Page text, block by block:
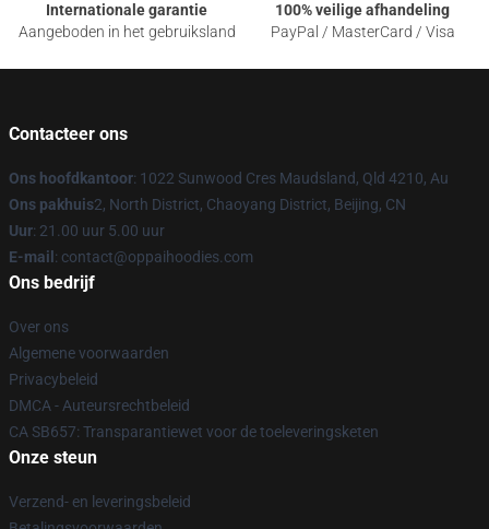
Internationale garantie
Aangeboden in het gebruiksland
100% veilige afhandeling
PayPal / MasterCard / Visa
Contacteer ons
Ons hoofdkantoor: 1022 Sunwood Cres Maudsland, Qld 4210, Au
Ons pakhuis2, North District, Chaoyang District, Beijing, CN
Uur: 21.00 uur 5.00 uur
E-mail : contact@oppaihoodies.com
Ons bedrijf
Over ons
Algemene voorwaarden
Privacybeleid
DMCA - Auteursrechtbeleid
CA SB657: Transparantiewet voor de toeleveringsketen
Onze steun
Verzend- en leveringsbeleid